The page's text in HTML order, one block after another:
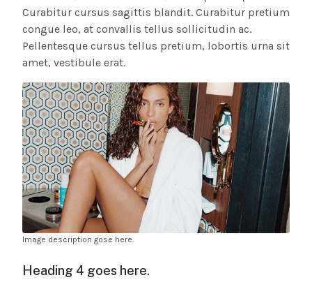
Curabitur cursus sagittis blandit. Curabitur pretium
congue leo, at convallis tellus sollicitudin ac.
Pellentesque cursus tellus pretium, lobortis urna sit
amet, vestibule erat.
Image description gose here.
Heading 4 goes here.